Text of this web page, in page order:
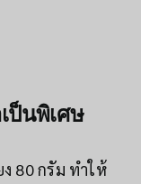
ป็นพิเศษ
80 กรัม ทำให้